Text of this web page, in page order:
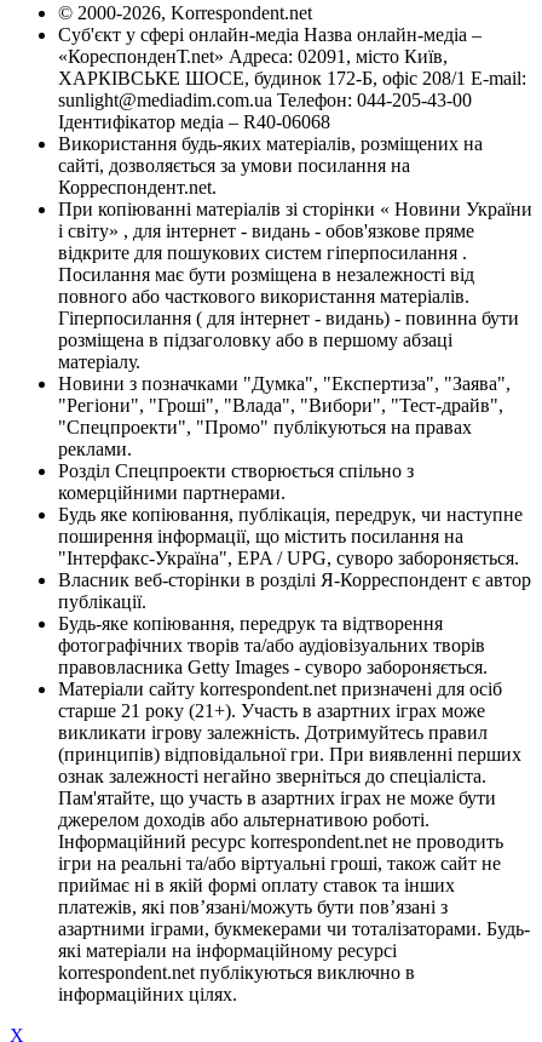
© 2000-2026, Korrespondent.net
Суб'єкт у сфері онлайн-медіа Назва онлайн-медіа –
«КореспонденТ.net» Адреса: 02091, місто Київ,
ХАРКІВСЬКЕ ШОСЕ, будинок 172-Б, офіс 208/1 E-mail:
sunlight@mediadim.com.ua Телефон: 044-205-43-00
Ідентифікатор медіа – R40-06068
Використання будь-яких матеріалів, розміщених на
сайті, дозволяється за умови посилання на
Корреспондент.net.
При копіюванні матеріалів зі сторінки « Новини України
і світу» , для інтернет - видань - обов'язкове пряме
відкрите для пошукових систем гіперпосилання .
Посилання має бути розміщена в незалежності від
повного або часткового використання матеріалів.
Гіперпосилання ( для інтернет - видань) - повинна бути
розміщена в підзаголовку або в першому абзаці
матеріалу.
Новини з позначками "Думка", "Експертиза", "Заява",
"Регіони", "Гроші", "Влада", "Вибори", "Тест-драйв",
"Спецпроекти", "Промо" публікуються на правах
реклами.
Розділ Спецпроекти створюється спільно з
комерційними партнерами.
Будь яке копіювання, публікація, передрук, чи наступне
поширення інформації, що містить посилання на
"Інтерфакс-Україна", EPA / UPG, суворо забороняється.
Власник веб-сторінки в розділі Я-Корреспондент є автор
публікації.
Будь-яке копіювання, передрук та відтворення
фотографічних творів та/або аудіовізуальних творів
правовласника Getty Images - суворо забороняється.
Матеріали сайту korrespondent.net призначені для осіб
старше 21 року (21+). Участь в азартних іграх може
викликати ігрову залежність. Дотримуйтесь правил
(принципів) відповідальної гри. При виявленні перших
ознак залежності негайно зверніться до спеціаліста.
Пам'ятайте, що участь в азартних іграх не може бути
джерелом доходів або альтернативою роботі.
Інформаційний ресурс korrespondent.net не проводить
ігри на реальні та/або віртуальні гроші, також сайт не
приймає ні в якій формі оплату ставок та інших
платежів, які пов’язані/можуть бути пов’язані з
азартними іграми, букмекерами чи тоталізаторами. Будь-
які матеріали на інформаційному ресурсі
korrespondent.net публікуються виключно в
інформаційних цілях.
X